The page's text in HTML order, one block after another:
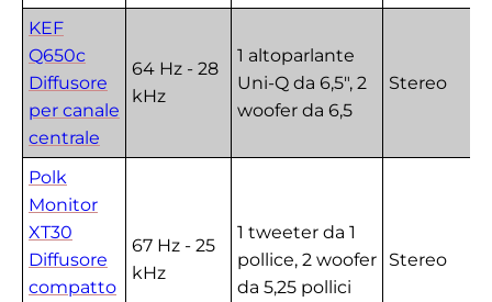
KEF
Q650c
Diffusore
per canale
centrale
64 Hz - 28
kHz
1 altoparlante
Uni-Q da 6,5", 2
woofer da 6,5
Stereo
Polk
Monitor
XT30
Diffusore
compatto
67 Hz - 25
kHz
1 tweeter da 1
pollice, 2 woofer
da 5,25 pollici
Stereo